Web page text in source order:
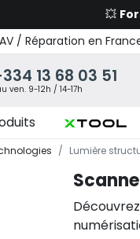
💥
/ Réparation en
13 68 03 51
ven. 9-12h / 14-17h
Lumière